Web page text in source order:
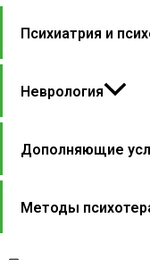
Психиатрия и
Неврология
Дополняющие
Методы